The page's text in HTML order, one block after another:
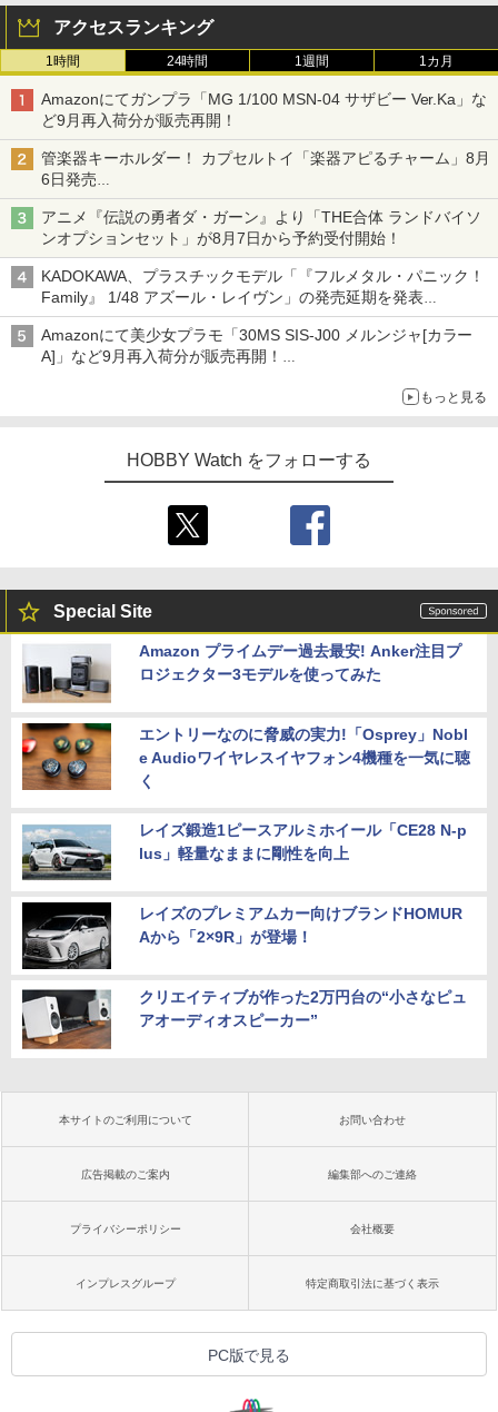
アクセスランキング
1時間 24時間 1週間 1カ月
Amazonにてガンプラ「MG 1/100 MSN-04 サザビー Ver.Ka」な
ど9月再入荷分が販売再開！
管楽器キーホルダー！ カプセルトイ「楽器アピるチャーム」8月
6日発売
チューバ、テナサクなど5種各3色
アニメ『伝説の勇者ダ・ガーン』より「THE合体 ランドバイソ
ンオプションセット」が8月7日から予約受付開始！
KADOKAWA、プラスチックモデル「『フルメタル・パニック！
Family』 1/48 アズール・レイヴン」の発売延期を発表
8月から9月に延期
Amazonにて美少女プラモ「30MS SIS-J00 メルンジャ[カラー
A]」など9月再入荷分が販売再開！
もっと見る
HOBBY Watch をフォローする
Special Site
Amazon プライムデー過去最安! Anker注目プ
ロジェクター3モデルを使ってみた
エントリーなのに脅威の実力!「Osprey」Nobl
e Audioワイヤレスイヤフォン4機種を一気に聴
く
レイズ鍛造1ピースアルミホイール「CE28 N-p
lus」軽量なままに剛性を向上
レイズのプレミアムカー向けブランドHOMUR
Aから「2×9R」が登場！
クリエイティブが作った2万円台の“小さなピュ
アオーディオスピーカー”
本サイトのご利用について お問い合わせ
広告掲載のご案内 編集部へのご連絡
プライバシーポリシー 会社概要
インプレスグループ 特定商取引法に基づく表示
PC版で見る